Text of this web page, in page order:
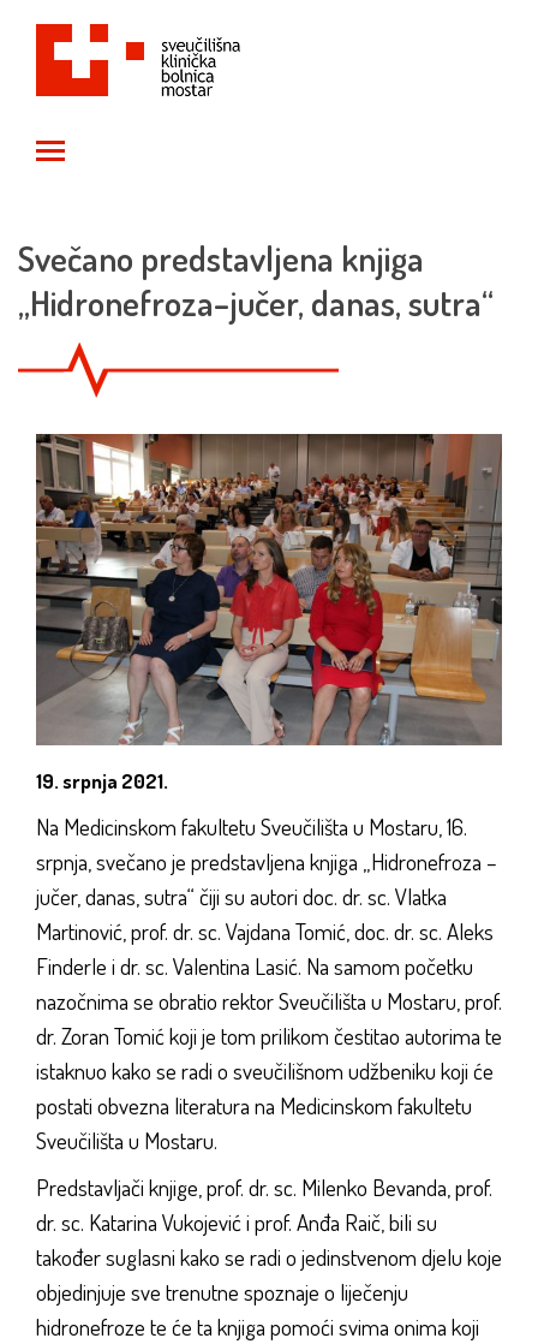
Svečano predstavljena knjiga
„Hidronefroza–jučer, danas, sutra“
19. srpnja 2021.
Na Medicinskom fakultetu Sveučilišta u Mostaru, 16.
srpnja, svečano je predstavljena knjiga „Hidronefroza –
jučer, danas, sutra“ čiji su autori doc. dr. sc. Vlatka
Martinović, prof. dr. sc. Vajdana Tomić, doc. dr. sc. Aleks
Finderle i dr. sc. Valentina Lasić. Na samom početku
nazočnima se obratio rektor Sveučilišta u Mostaru, prof.
dr. Zoran Tomić koji je tom prilikom čestitao autorima te
istaknuo kako se radi o sveučilišnom udžbeniku koji će
postati obvezna literatura na Medicinskom fakultetu
Sveučilišta u Mostaru.
Predstavljači knjige, prof. dr. sc. Milenko Bevanda, prof.
dr. sc. Katarina Vukojević i prof. Anđa Raič, bili su
također suglasni kako se radi o jedinstvenom djelu koje
objedinjuje sve trenutne spoznaje o liječenju
hidronefroze te će ta knjiga pomoći svima onima koji